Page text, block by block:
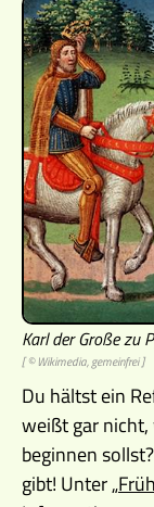
Karl der Große zu
[ © Wikimedia, gemeinfrei ]
Du hältst ein
weißt gar
beginnen
gibt! Unter „